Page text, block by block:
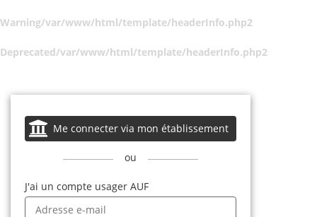
Warning/var/www/html/template/headerInfo.php2
Deprecated/var/www/html/template/headerInfo.php2
Me connecter via mon établissement
ou
J'ai un compte usager AUF